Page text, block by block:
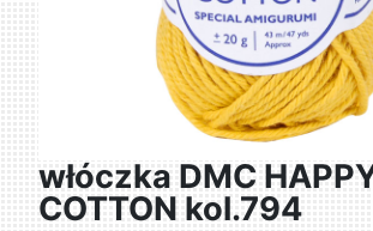
włóczka DMC
COTTON kol.794